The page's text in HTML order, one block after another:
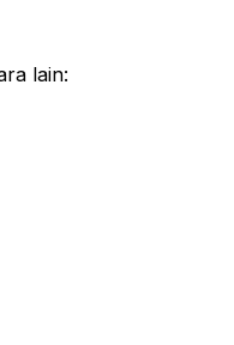
lain: